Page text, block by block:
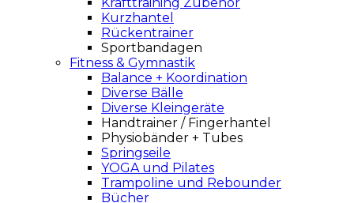
Kurzhantel
Rückentrainer
Sportbandagen
Fitness & Gymnastik
Balance + Koordination
Diverse Bälle
Diverse Kleingeräte
Handtrainer / Fingerhantel
Physiobänder + Tubes
Springseile
YOGA und Pilates
Trampoline und Rebounder
Bücher